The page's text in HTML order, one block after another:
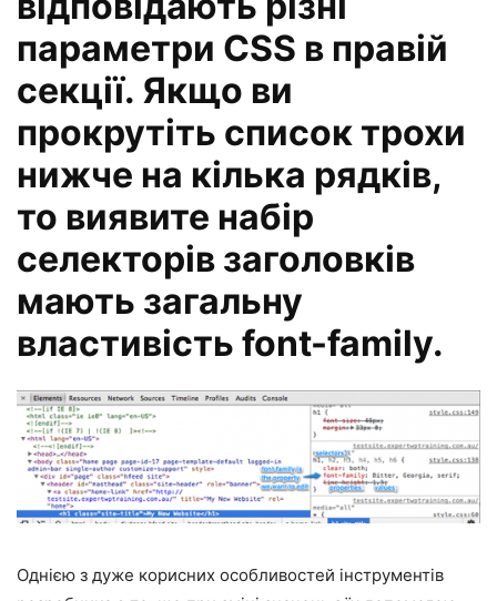
параметри CSS в правій
секції. Якщо ви
прокрутіть список трохи
нижче на кілька рядків,
то виявите набір
селекторів заголовків
мають загальну
властивість font-family.
Однією з дуже корисних особливостей інструментів